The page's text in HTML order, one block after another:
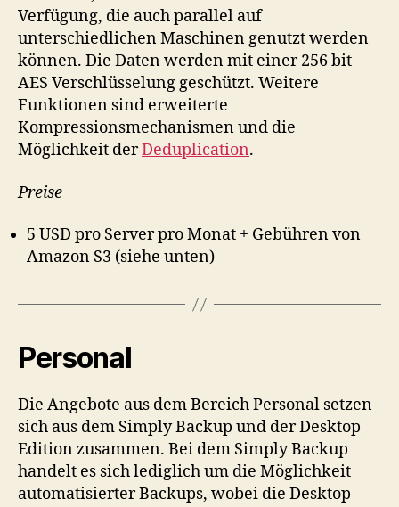
Verfügung, die auch parallel auf
unterschiedlichen Maschinen genutzt werden
können. Die Daten werden mit einer 256 bit
AES Verschlüsselung geschützt. Weitere
Funktionen sind erweiterte
Kompressionsmechanismen und die
Möglichkeit derDeduplication.
Preise
5 USD pro Server pro Monat + Gebühren von
Amazon S3 (siehe unten)
Personal
Die Angebote aus dem Bereich Personal setzen
sich aus dem Simply Backup und der Desktop
Edition zusammen. Bei dem Simply Backup
handelt es sich lediglich um die Möglichkeit
automatisierter Backups, wobei die Desktop